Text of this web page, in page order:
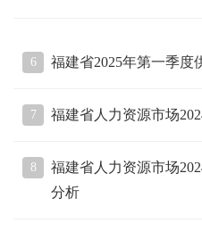
6 福建省2025年第一季度
7 福建省人力资源市场
8
福建省人力资源市场
分析